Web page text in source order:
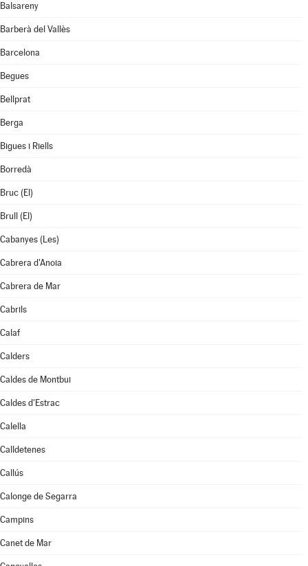
Balsareny
Barberà del Vallès
Barcelona
Begues
Bellprat
Berga
Bigues i Riells
Borredà
Bruc (El)
Brull (El)
Cabanyes (Les)
Cabrera d'Anoia
Cabrera de Mar
Cabrils
Calaf
Calders
Caldes de Montbui
Caldes d'Estrac
Calella
Calldetenes
Callús
Calonge de Segarra
Campins
Canet de Mar